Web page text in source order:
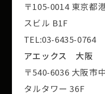
〒105-0014 東京都
スビル B1F
TEL:03-6435-0764
アエックス 大阪
〒540-6036 大阪市
タルタワー 36F